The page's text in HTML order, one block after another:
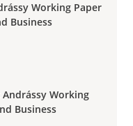
Working Paper
Business
Andrássy Working
Business